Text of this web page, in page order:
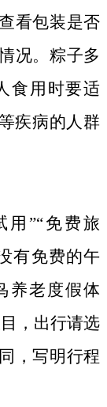
看包装是否
况。粽子多
食用时要适
疾病的人群
用”“免费旅
有免费的午
养老度假体
，出行请选
，写明行程